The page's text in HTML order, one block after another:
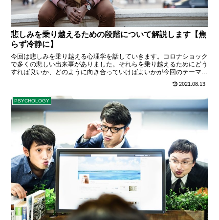
悲しみを乗り越えるための段階について解説します【焦
らず冷静に】
今回は悲しみを乗り越える心理学を話していきます。コロナショック
で多くの悲しい出来事がありました。それらを乗り越えるためにどう
すれば良いか、どのように向き合っていけばよいかが今回のテーマで
一つの方法として参考にしていただければ幸いです。負の連鎖は自身
を追い込み ･･･
2021.08.13
PSYCHOLOGY